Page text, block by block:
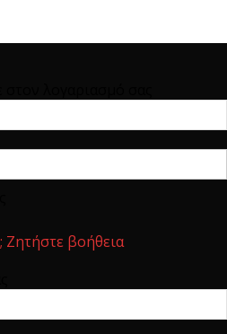
Ζητήστε βοήθεια